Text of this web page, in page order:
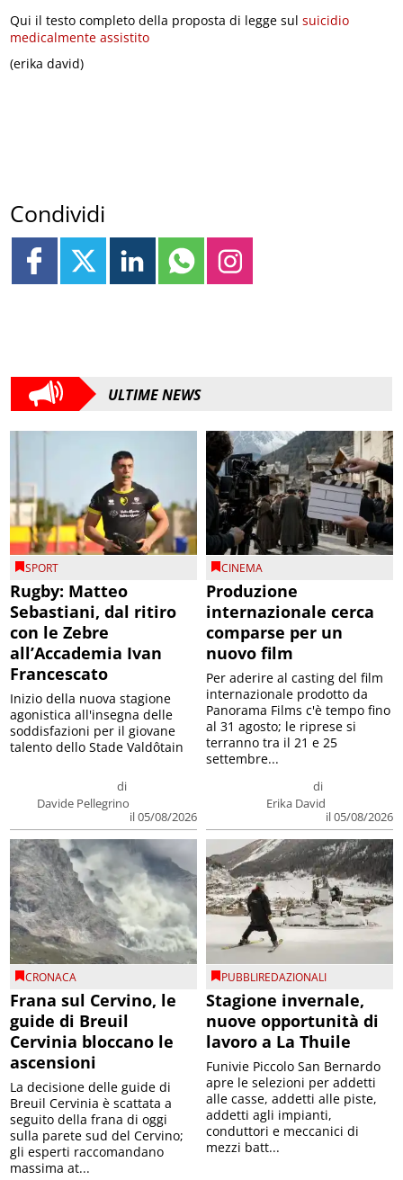
Qui il testo completo della proposta di legge sulsuicidio
medicalmente assistito
(erika david)
Condividi
ULTIME NEWS
SPORT
Rugby: Matteo
Sebastiani, dal ritiro
con le Zebre
all’Accademia Ivan
Francescato
di
Davide Pellegrino
il 05/08/2026
Inizio della nuova stagione
agonistica all'insegna delle
soddisfazioni per il giovane
talento dello Stade Valdôtain
CINEMA
Produzione
internazionale cerca
comparse per un
nuovo film
di
Erika David
il 05/08/2026
Per aderire al casting del film
internazionale prodotto da
Panorama Films c'è tempo fino
al 31 agosto; le riprese si
terranno tra il 21 e 25
settembre...
CRONACA
Frana sul Cervino, le
guide di Breuil
Cervinia bloccano le
ascensioni
La decisione delle guide di
Breuil Cervinia è scattata a
seguito della frana di oggi
sulla parete sud del Cervino;
gli esperti raccomandano
massima at...
PUBBLIREDAZIONALI
Stagione invernale,
nuove opportunità di
lavoro a La Thuile
Funivie Piccolo San Bernardo
apre le selezioni per addetti
alle casse, addetti alle piste,
addetti agli impianti,
conduttori e meccanici di
mezzi batt...